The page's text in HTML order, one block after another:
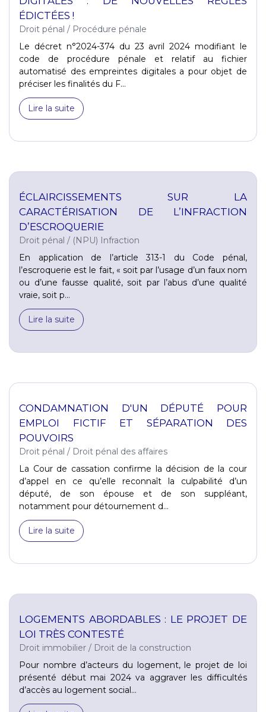
ÉDICTÉES !
Droit pénal / Procédure pénale
Le décret n°2024-374 du 23 avril 2024 modifiant le
code de procédure pénale et relatif au fichier
automatisé des empreintes digitales a pour objet de
préciser les finalités du F...
Lire la suite
ÉCLAIRCISSEMENTS SUR LA
CARACTÉRISATION DE L’INFRACTION
D’ESCROQUERIE
Droit pénal / (NPU) Infraction
En application de l’article 313-1 du Code pénal,
l’escroquerie est le fait, « soit par l’usage d’un faux nom
ou d’une fausse qualité, soit par l’abus d’une qualité
vraie, soit p...
Lire la suite
CONDAMNATION D'UN DÉPUTÉ POUR
EMPLOI FICTIF ET SÉPARATION DES
POUVOIRS
Droit pénal / Droit pénal des affaires
La Cour de cassation confirme la décision de la cour
d’appel en ce qu’elle reconnaît la culpabilité d’un
député, de son épouse et de son suppléant,
notamment pour détournement d...
Lire la suite
LOGEMENTS ABORDABLES : LE PROJET DE
LOI TRÈS CONTESTÉ
Droit immobilier / Droit de la construction
Pour nombre d’acteurs du logement, le projet de loi
présenté début mai 2024 va aggraver les difficultés
d’accès au logement social...